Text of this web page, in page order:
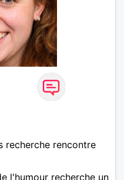
recherche rencontre
l'humour recherche un